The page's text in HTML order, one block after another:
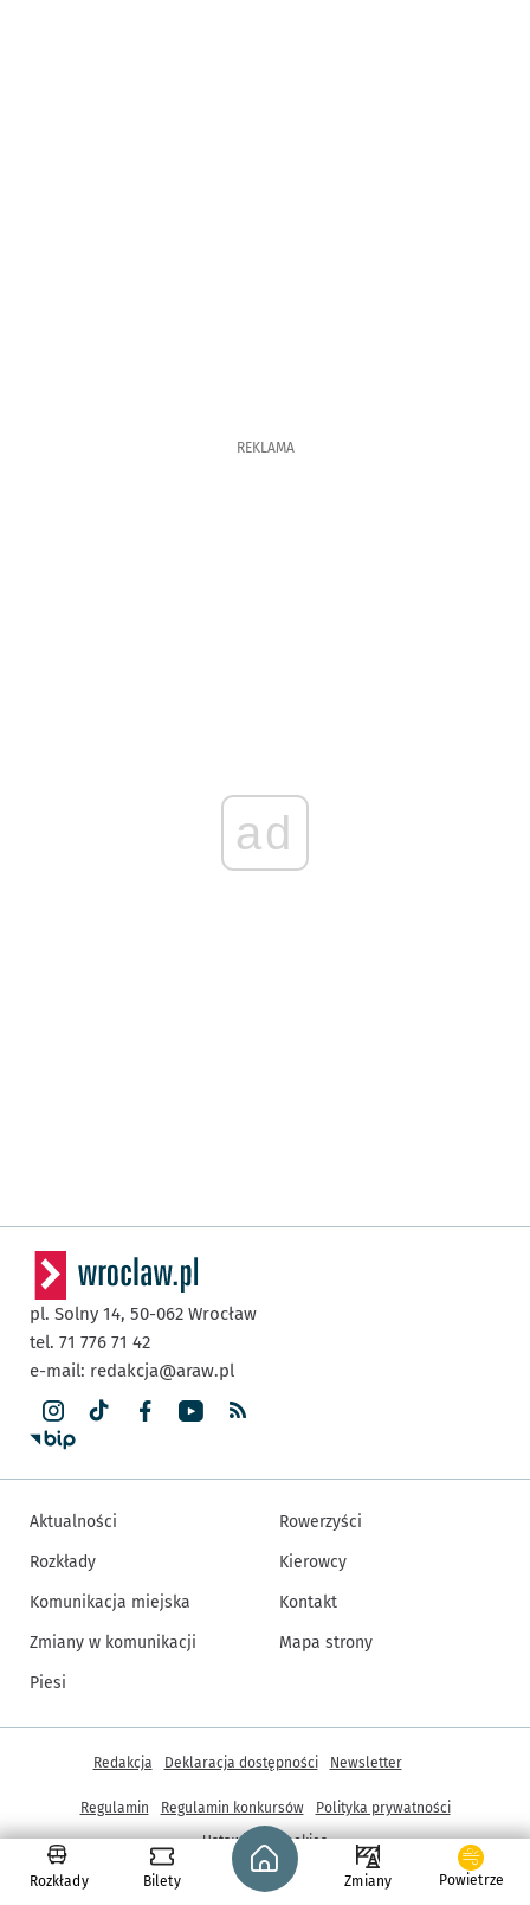
REKLAMA
ad
Rozkłady Bilety
Strona główna - wroclaw.pl
Zmiany Powietrze
pl. Solny 14, 50-062 Wrocław
tel. 71 776 71 42
e-mail: redakcja@araw.pl
Aktualności
Rozkłady
Komunikacja miejska
Zmiany w komunikacji
Piesi
Rowerzyści
Kierowcy
Kontakt
Mapa strony
© Copyright 2005-2026, ARAW S.A., Gmina Wrocław
Inne informacje
Redakcja Deklaracja dostępności Newsletter
Regulamin Regulamin konkursów
Polityka prywatności
Ustawienia cookies